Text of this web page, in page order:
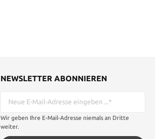
NEWSLETTER ABONNIEREN
Wir geben Ihre E-Mail-Adresse niemals an Dritte
weiter.